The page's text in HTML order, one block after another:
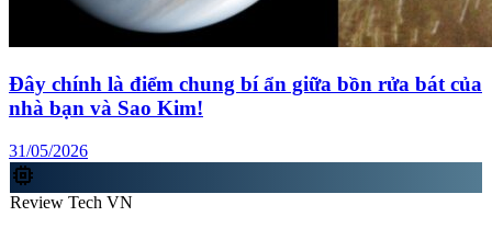
Đây chính là điểm chung bí ẩn giữa bồn rửa bát của
nhà bạn và Sao Kim!
31/05/2026
memory
Review Tech VN